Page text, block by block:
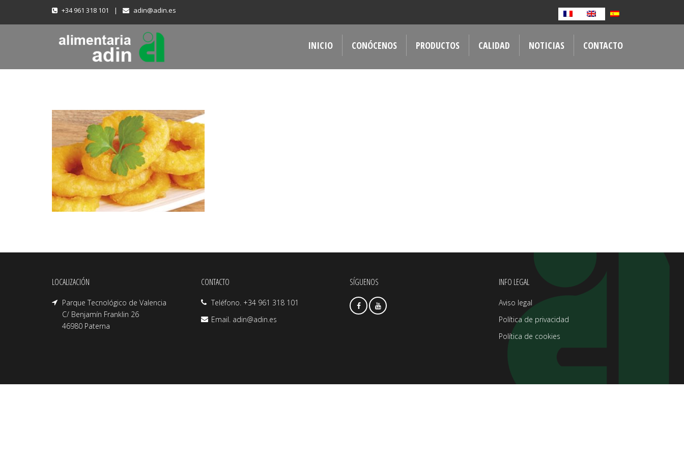
+34 961 318 101 | adin@adin.es
INICIO CONÓCENOS PRODUCTOS CALIDAD NOTICIAS CONTACTO
LOCALIZACIÓN
Parque Tecnológico de Valencia
C/ Benjamín Franklin 26
46980 Paterna
CONTACTO
Teléfono. +34 961 318 101
Email. adin@adin.es
SÍGUENOS INFO LEGAL
Aviso legal
Política de privacidad
Política de cookies